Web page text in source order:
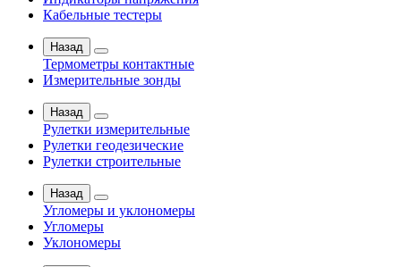
Кабельные тестеры
Назад
Термометры контактные
Измерительные зонды
Назад
Рулетки измерительные
Рулетки геодезические
Рулетки строительные
Назад
Угломеры и уклономеры
Угломеры
Уклономеры